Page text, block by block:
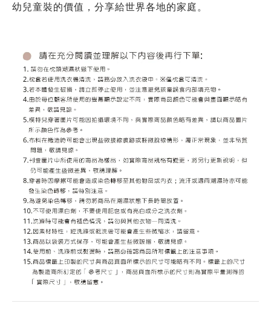
幼兒童裝的價值，分享給世界各地的家庭。